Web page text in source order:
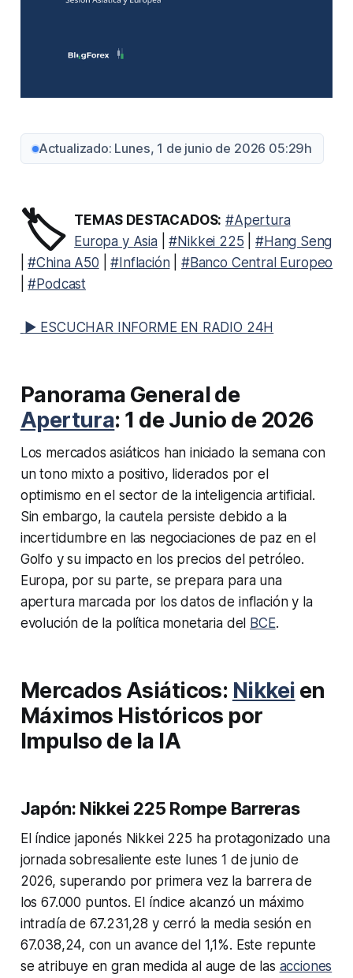
Actualizado: Lunes, 1 de junio de 2026 05:29h
🏷️ TEMAS DESTACADOS: #Apertura
Europa y Asia|#Nikkei 225 |#Hang Seng
|#China A50 |#Inflación| #Banco Central Europeo
|#Podcast
▶ ESCUCHAR INFORME EN RADIO 24H
Panorama General de
Apertura: 1 de Junio de 2026
Los mercados asiáticos han iniciado la semana con
un tono mixto a positivo, liderados por el
optimismo en el sector de la inteligencia artificial.
Sin embargo, la cautela persiste debido a la
incertidumbre en las negociaciones de paz en el
Golfo y su impacto en los precios del petróleo.
Europa, por su parte, se prepara para una
apertura marcada por los datos de inflación y la
evolución de la política monetaria del BCE.
Mercados Asiáticos: Nikkei en
Máximos Históricos por
Impulso de la IA
Japón: Nikkei 225 Rompe Barreras
El índice japonés Nikkei 225 ha protagonizado una
jornada sobresaliente este lunes 1 de junio de
2026, superando por primera vez la barrera de
los 67.000 puntos. El índice alcanzó un máximo
intradía de 67.231,28 y cerró la media sesión en
67.038,24, con un avance del 1,1%. Este repunte
se atribuye en gran medida al auge de las acciones